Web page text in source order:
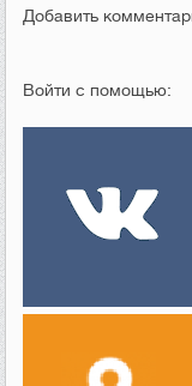
Добавить
Войти с помощью: